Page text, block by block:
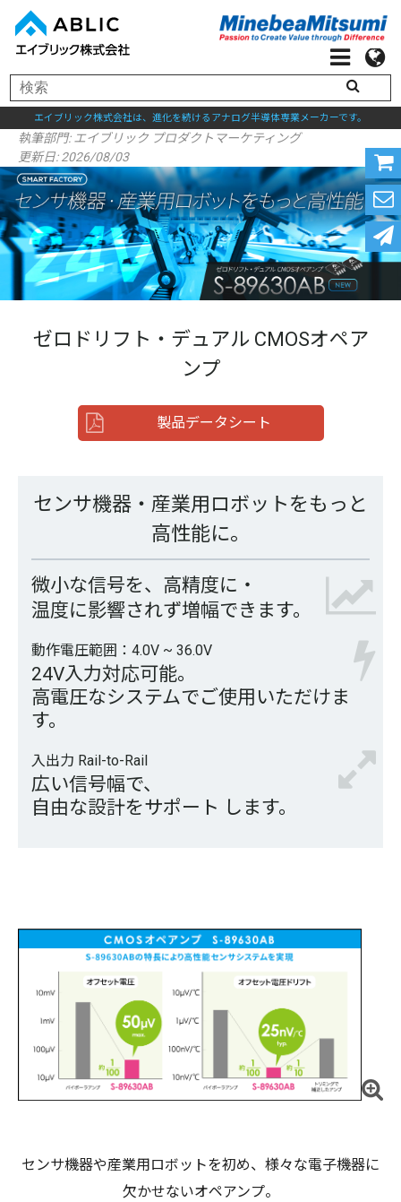
エイブリック株式会社は、進化を続けるアナログ半導体専業メーカーです。
執筆部門:エイブリック プロダクトマーケティング
更新日: 2026/08/03
ゼロドリフト・デュアル CMOSオペア
ンプ
製品データシート
センサ機器・産業用ロボットをもっと
高性能に。
微小な信号を、高精度に・
温度に影響されず増幅できます。
動作電圧範囲：4.0V ~ 36.0V
24V入力対応可能。
高電圧なシステムでご使用いただけま
す。
入出力 Rail-to-Rail
広い信号幅で、
自由な設計をサポート します。
センサ機器や産業用ロボットを初め、様々な電子機器に
欠かせないオペアンプ。